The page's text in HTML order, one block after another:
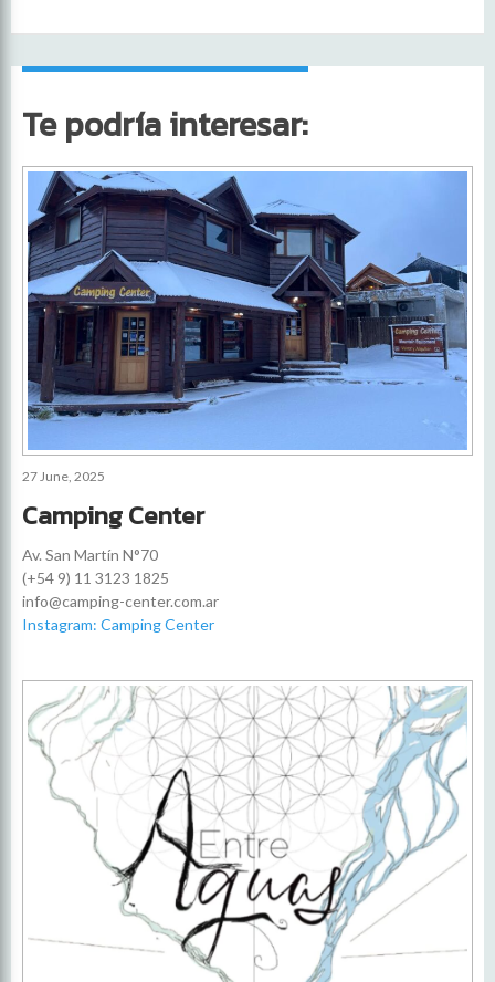
Te podría interesar:
27 June, 2025
Camping Center
Av. San Martín N°70
(+54 9) 11 3123 1825
info@camping-center.com.ar
Instagram: Camping Center